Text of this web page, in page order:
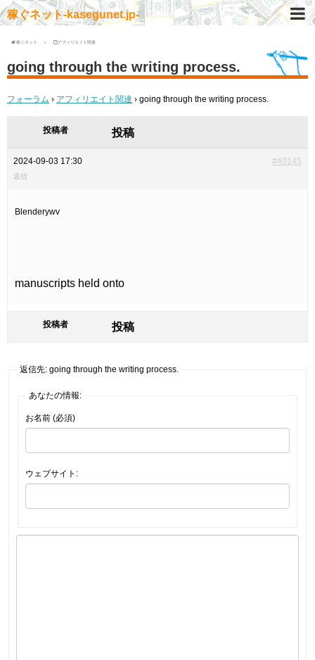
稼ぐネット-kasegunet.jp-
稼ぐネット アフィリエイト関連
going through the writing process.
フォーラム › アフィリエイト関連 › going through the writing process.
投稿者 投稿
2024-09-03 17:30 #40145
返信
Blenderywv
manuscripts held onto
投稿者 投稿
返信先: going through the writing process.
あなたの情報:
お名前 (必須)
ウェブサイト: